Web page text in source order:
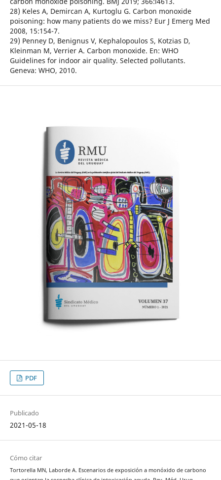
28) Keles A, Demircan A, Kurtoglu G. Carbon monoxide
poisoning: how many patients do we miss? Eur J Emerg Med
2008, 15:154-7.
29) Penney D, Benignus V, Kephalopoulos S, Kotzias D,
Kleinman M, Verrier A. Carbon monoxide. En: WHO
Guidelines for indoor air quality. Selected pollutants.
Geneva: WHO, 2010.
PDF
Publicado
2021-05-18
Cómo citar
Tortorella MN, Laborde A. Escenarios de exposición a monóxido de carbono